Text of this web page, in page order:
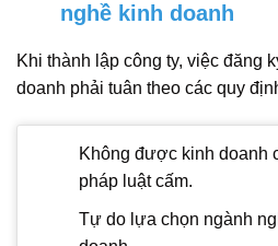
nghề kinh doanh
Khi thành lập công ty, việc đăng
doanh phải tuân theo các quy
Không được kinh doanh
pháp luật cấm.
Tự do lựa chọn ngành